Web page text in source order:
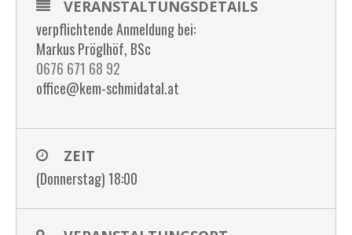
VERANSTALTUNGSDETAILS
verpflichtende Anmeldung bei:
Markus Pröglhöf, BSc
0676 671 68 92
office@kem-schmidatal.at
ZEIT
(Donnerstag) 18:00